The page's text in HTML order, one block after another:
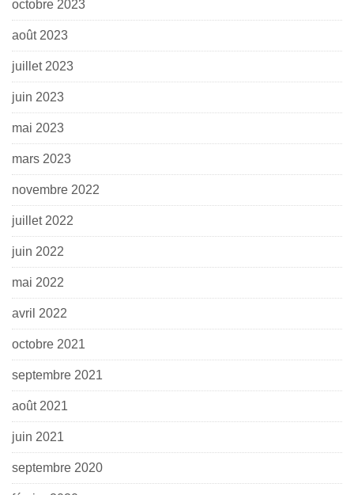
octobre 2023
août 2023
juillet 2023
juin 2023
mai 2023
mars 2023
novembre 2022
juillet 2022
juin 2022
mai 2022
avril 2022
octobre 2021
septembre 2021
août 2021
juin 2021
septembre 2020